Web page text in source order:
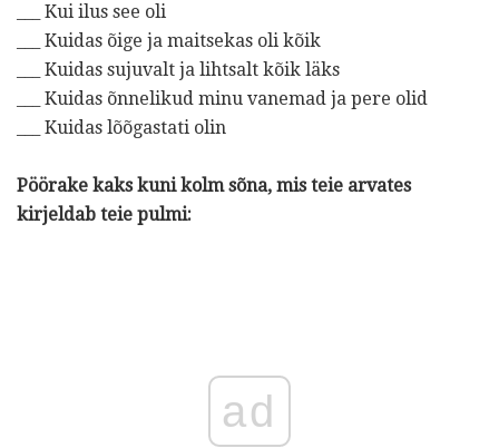
___ Kui ilus see oli
___ Kuidas õige ja maitsekas oli kõik
___ Kuidas sujuvalt ja lihtsalt kõik läks
___ Kuidas õnnelikud minu vanemad ja pere olid
___ Kuidas lõõgastati olin
Pöörake kaks kuni kolm sõna, mis teie arvates
kirjeldab teie pulmi:
ad